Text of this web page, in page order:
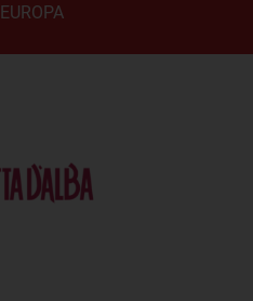
EUROPA